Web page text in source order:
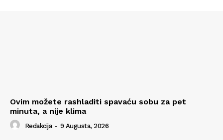
Ovim možete rashladiti spavaću sobu za pet
minuta, a nije klima
Redakcija - 9 Augusta, 2026